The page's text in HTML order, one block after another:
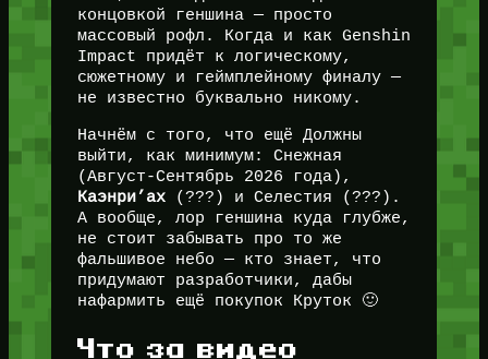
концовкой геншина — просто
массовый рофл. Когда и как Genshin
Impact придёт к логическому,
сюжетному и геймплейному финалу —
не известно буквально никому.
Начнём с того, что ещё Должны
выйти, как минимум: Снежная
(Август-Сентябрь 2026 года),
Каэнри’ах(???) и Селестия (???).
А вообще, лор геншина куда глубже,
не стоит забывать про то же
фальшивое небо — кто знает, что
придумают разработчики, дабы
нафармить ещё покупок Круток 🙂
Что за видео